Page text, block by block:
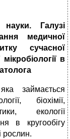
науки.
Галузі
медичної
сучасної
в
займається
біохімії,
екології
в кругообігу
рослин.